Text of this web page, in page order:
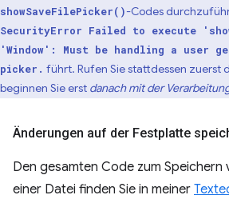
showSaveFilePicker()-Codes
SecurityError Failed to execute
'Window': Must be handling a user
picker. führt. Rufen Sie stattdessen zuerst
beginnen Sie erst danach mit der
Änderungen auf der Festplatte
Den gesamten Code zum Speichern
einer Datei finden Sie in meiner